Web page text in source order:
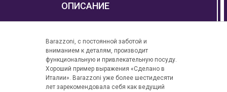
ОПИСАНИЕ
Barazzoni, с постоянной заботой и
вниманием к деталям, производит
функциональную и привлекательную посуду.
Хороший пример выражения «Сделано в
Италии». Barazzoni уже более шестидесяти
лет зарекомендовала себя как ведущий